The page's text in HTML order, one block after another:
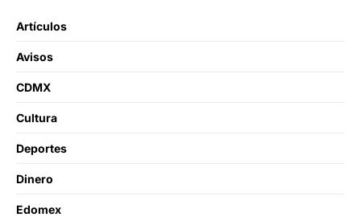
Artículos
Avisos
CDMX
Cultura
Deportes
Dinero
Edomex